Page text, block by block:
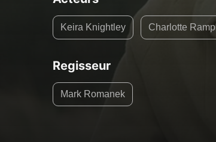
Keira Knightley Charlotte
Regisseur
Mark Romanek